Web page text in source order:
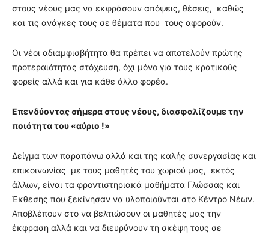
στους νέους μας να εκφράσουν απόψεις, θέσεις, καθώς
και τις ανάγκες τους σε θέματα που τους αφορούν.
Οι νέοι αδιαμφισβήτητα θα πρέπει να αποτελούν πρώτης
προτεραιότητας στόχευση, όχι μόνο για τους κρατικούς
φορείς αλλά και για κάθε άλλο φορέα.
Επενδύοντας σήμερα στους νέους, διασφαλίζουμε την
ποιότητα του «αύριο !»
Δείγμα των παραπάνω αλλά και της καλής συνεργασίας και
επικοινωνίας με τους μαθητές του χωριού μας, εκτός
άλλων, είναι τα φροντιστηριακά μαθήματα Γλώσσας και
Έκθεσης που ξεκίνησαν να υλοποιούνται στο Κέντρο Νέων.
Αποβλέπουν στο να βελτιώσουν οι μαθητές μας την
έκφραση αλλά και να διευρύνουν τη σκέψη τους σε